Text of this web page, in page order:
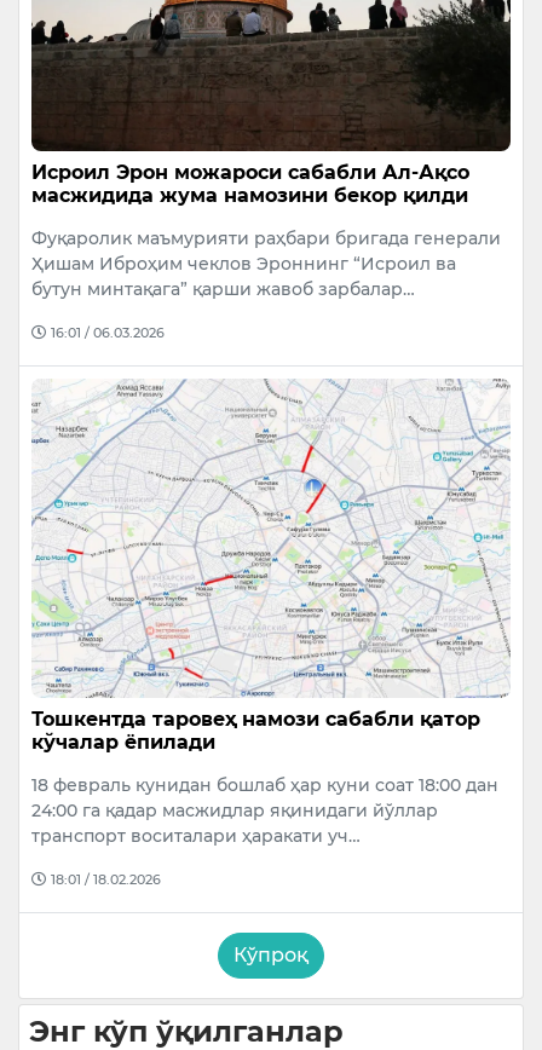
Исроил Эрон можароси сабабли Ал-Ақсо
масжидида жума намозини бекор қилди
Фуқаролик маъмурияти раҳбари бригада генерали
Ҳишам Иброҳим чеклов Эроннинг “Исроил ва
бутун минтақага” қарши жавоб зарбалар…
16:01 / 06.03.2026
Тошкентда таровеҳ намози сабабли қатор
кўчалар ёпилади
18 февраль кунидан бошлаб ҳар куни соат 18:00 дан
24:00 га қадар масжидлар яқинидаги йўллар
транспорт воситалари ҳаракати уч…
18:01 / 18.02.2026
Кўпроқ
Энг кўп ўқилганлар